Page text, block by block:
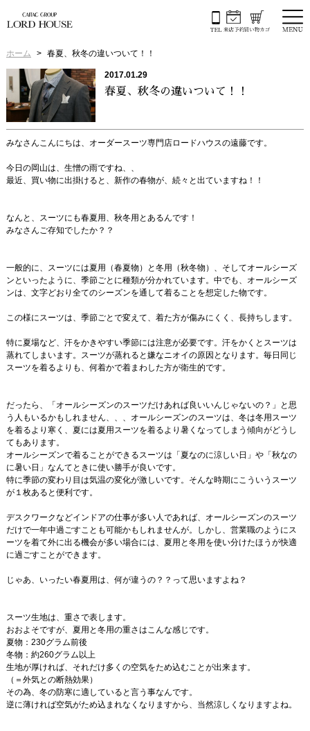
ホーム 春夏、秋冬の違いついて！！
2017.01.29
春夏、秋冬の違いついて！！
みなさんこんにちは、オーダースーツ専門店ロードハウスの遠藤です。
今日の岡山は、生憎の雨ですね、、
最近、買い物に出掛けると、新作の春物が、続々と出ていますね！！
なんと、スーツにも春夏用、秋冬用とあるんです！
みなさんご存知でしたか？？
一般的に、スーツには夏用（春夏物）と冬用（秋冬物）、そしてオールシーズ
ンといったように、季節ごとに種類が分かれています。中でも、オールシーズ
ンは、文字どおり全てのシーズンを通して着ることを想定した物です。
この様にスーツは、季節ごとで変えて、着た方が傷みにくく、長持ちします。
特に夏場など、汗をかきやすい季節には注意が必要です。汗をかくとスーツは
蒸れてしまいます。スーツが蒸れると嫌なニオイの原因となります。毎日同じ
スーツを着るよりも、何着かで着まわした方が衛生的です。
だったら、「オールシーズンのスーツだけあれば良いいんじゃないの？」と思
う人もいるかもしれません、、、オールシーズンのスーツは、冬は冬用スーツ
を着るより寒く、夏には夏用スーツを着るより暑くなってしまう傾向がどうし
てもあります。
オールシーズンで着ることができるスーツは「夏なのに涼しい日」や「秋なの
に暑い日」なんてときに使い勝手が良いです。
特に季節の変わり目は気温の変化が激しいです。そんな時期にこういうスーツ
が１枚あると便利です。
デスクワークなどインドアの仕事が多い人であれば、オールシーズンのスーツ
だけで一年中過ごすことも可能かもしれませんが。しかし、営業職のようにス
ーツを着て外に出る機会が多い場合には、夏用と冬用を使い分けたほうが快適
に過ごすことができます。
じゃあ、いったい春夏用は、何が違うの？？って思いますよね？
スーツ生地は、重さで表します。
おおよそですが、夏用と冬用の重さはこんな感じです。
夏物：230グラム前後
冬物：約260グラム以上
生地が厚ければ、それだけ多くの空気をため込むことが出来ます。
（＝外気との断熱効果）
その為、冬の防寒に適していると言う事なんです。
逆に薄ければ空気がため込まれなくなりますから、当然涼しくなりますよね。